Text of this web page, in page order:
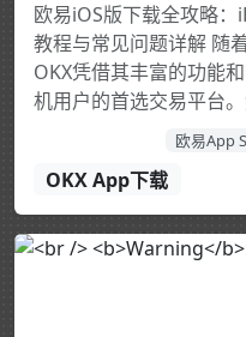
欧易iOS版下载全攻略
教程与常见问题详解 随
OKX凭借其丰富的功能
机用户的首选交易平台
欧易App
OKX App下载